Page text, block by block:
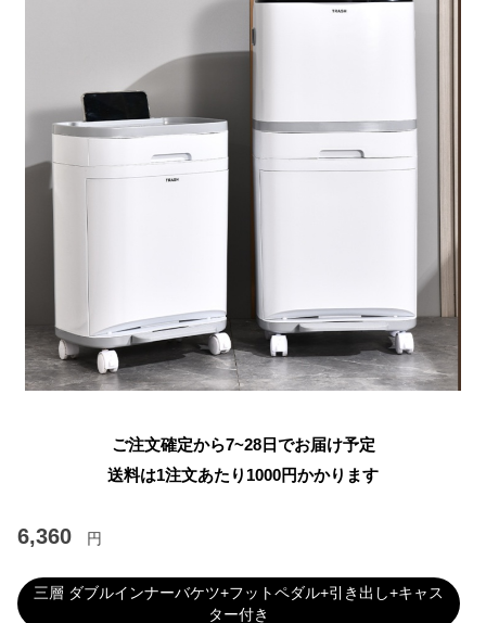
ご注文確定から7~28日でお届け予定
送料は1注文あたり 1000円かかります
6,360 円
三層 ダブルインナーバケツ+フットペダル+引き出し+キャス
ター付き